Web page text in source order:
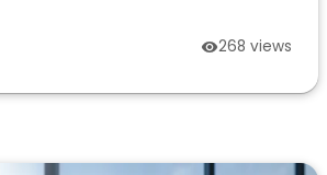
268 views